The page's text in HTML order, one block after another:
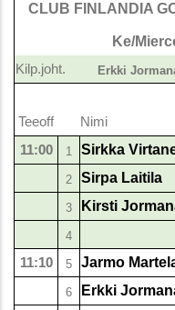
CLUB FINLANDIA
Ke/
Kilp.joht. Erkki
Teeoff Nimi
11:00 1 Sirkka
2 Sirpa Laitila
3 Kirsti
4
11:10 5 Jarmo
6 Erkki